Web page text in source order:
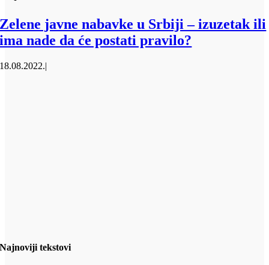
Zelene javne nabavke u Srbiji – izuzetak ili
ima nade da će postati pravilo?
18.08.2022.|
Najnoviji tekstovi